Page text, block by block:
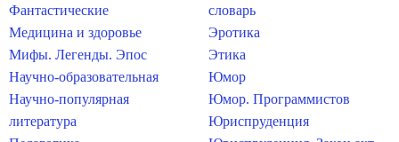
Фантастические
Медицина и здоровье
Мифы. Легенды. Эпос
Научно-образовательная
Научно-популярная
литература
словарь
Эротика
Этика
Юмор
Юмор. Программистов
Юриспруденция